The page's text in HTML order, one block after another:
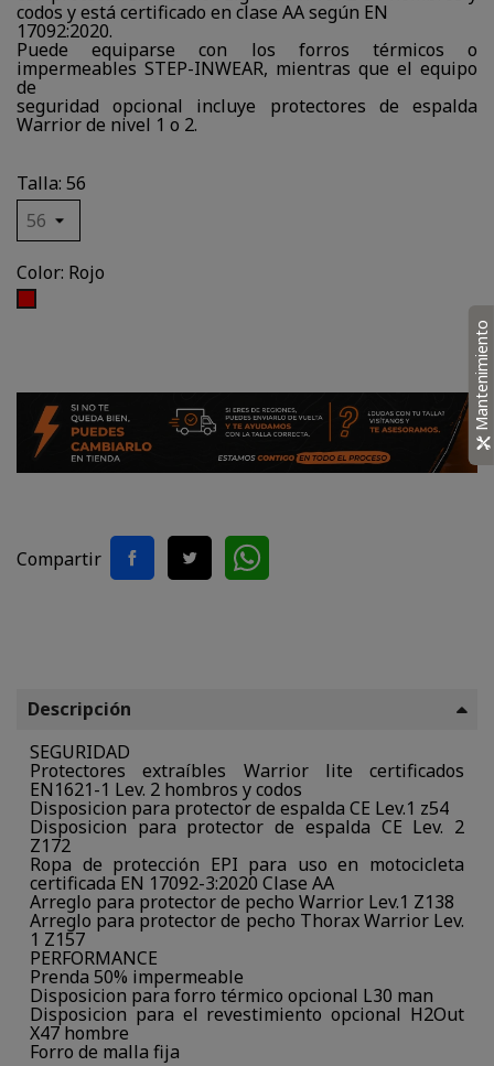
codos y está certificado en clase AA según EN
17092:2020.
Puede equiparse con los forros térmicos o
impermeables STEP-INWEAR, mientras que el equipo
de
seguridad opcional incluye protectores de espalda
Warrior de nivel 1 o 2.
Talla: 56
Color: Rojo
Compartir
Descripción
SEGURIDAD
Protectores extraíbles Warrior lite certificados
EN1621-1 Lev. 2 hombros y codos
Disposicion para protector de espalda CE Lev.1 z54
Disposicion para protector de espalda CE Lev. 2
Z172
Ropa de protección EPI para uso en motocicleta
certificada EN 17092-3:2020 Clase AA
Arreglo para protector de pecho Warrior Lev.1 Z138
Arreglo para protector de pecho Thorax Warrior Lev.
1 Z157
PERFORMANCE
Prenda 50% impermeable
Disposicion para forro térmico opcional L30 man
Disposicion para el revestimiento opcional H2Out
X47 hombre
Forro de malla fija
Mantenimiento